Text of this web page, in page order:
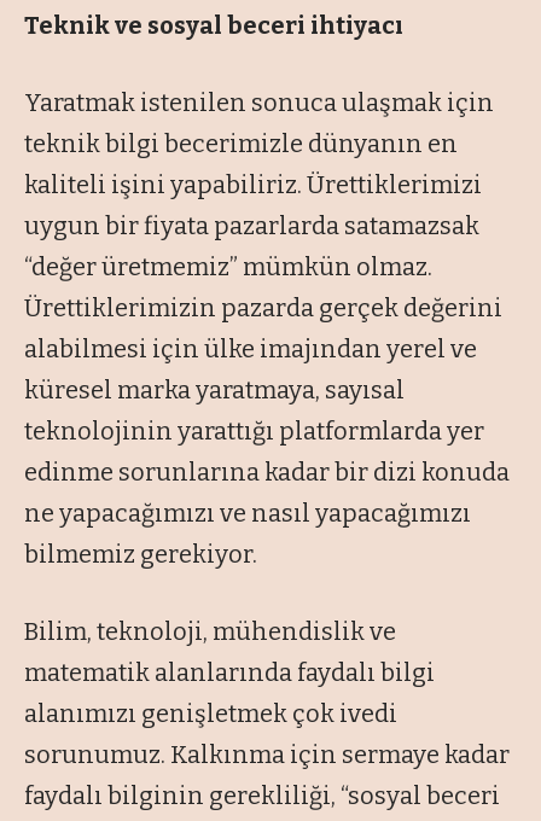
Teknik ve sosyal beceri ihtiyacı
Yaratmak istenilen sonuca ulaşmak için
teknik bilgi becerimizle dünyanın en
kaliteli işini yapabiliriz. Ürettiklerimizi
uygun bir fiyata pazarlarda satamazsak
“değer üretmemiz” mümkün olmaz.
Ürettiklerimizin pazarda gerçek değerini
alabilmesi için ülke imajından yerel ve
küresel marka yaratmaya, sayısal
teknolojinin yarattığı platformlarda yer
edinme sorunlarına kadar bir dizi konuda
ne yapacağımızı ve nasıl yapacağımızı
bilmemiz gerekiyor.
Bilim, teknoloji, mühendislik ve
matematik alanlarında faydalı bilgi
alanımızı genişletmek çok ivedi
sorunumuz. Kalkınma için sermaye kadar
faydalı bilginin gerekliliği, “sosyal beceri